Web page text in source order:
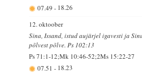
07.49- 18.26
12. oktoober
Sina, Issand, istud aujärjel igavesti ja
põlvest põlve. Ps 102:13
Ps 71:1-12;Mk 10:46-52;2Ms 15:22-27
07.51- 18.23